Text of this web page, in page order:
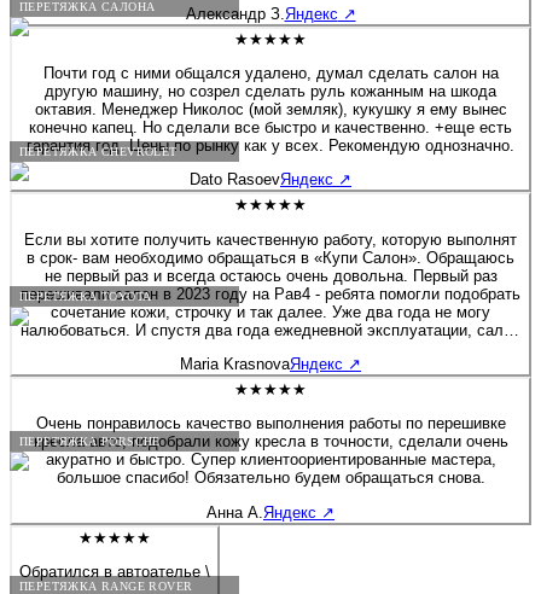
ПЕРЕТЯЖКА САЛОНА
ПЕРЕТЯЖКА CHEVROLET
ПЕРЕТЯЖКА TOYOTA
ПЕРЕТЯЖКА PORSCHE
ПЕРЕТЯЖКА RANGE ROVER
аккуратно, места действительно стали гораздо плотнее, то что я и
хотел! Фото до и после прилагаю. Спасибо за вашу работу,
Александр З. Яндекс ↗
★★★★★
Почти год с ними общался удалено, думал сделать салон на
другую машину, но созрел сделать руль кожанным на шкода
октавия. Менеджер Николос (мой земляк), кукушку я ему вынес
конечно капец. Но сделали все быстро и качественно. +еще есть
гарантия год. Цены по рынку как у всех. Рекомендую однозначно.
Dato RasoevЯндекс ↗
★★★★★
Если вы хотите получить качественную работу, которую выполнят
в срок- вам необходимо обращаться в «Купи Салон». Обращаюсь
не первый раз и всегда остаюсь очень довольна. Первый раз
перешивали салон в 2023 году на Рав4 - ребята помогли подобрать
сочетание кожи, строчку и так далее. Уже два года не могу
налюбоваться. И спустя два года ежедневной эксплуатации, салон
на Солярисе. Здесь работают профессионалы своего дела!
Maria KrasnovaЯндекс ↗
★★★★★
Очень понравилось качество выполнения работы по перешивке
кресла авто, подобрали кожу кресла в точности, сделали очень
акуратно и быстро. Супер клиентоориентированные мастера,
большое спасибо! Обязательно будем обращаться снова.
Анна А. Яндекс ↗
★★★★★
Обратился в автоателье \